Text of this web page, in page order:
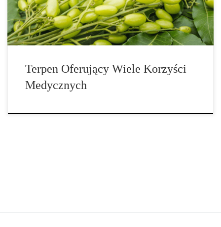
drzewach iglastych, gałce muszkatołowej, olejku […]
Terpen Oferujący Wiele Korzyści
Medycznych